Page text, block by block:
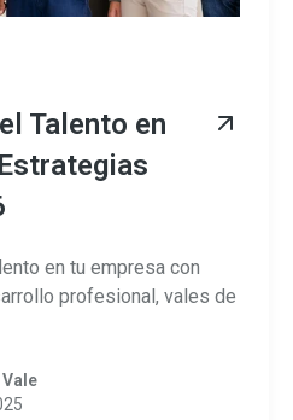
Talento en
en tu empresa con
profesional, vales de